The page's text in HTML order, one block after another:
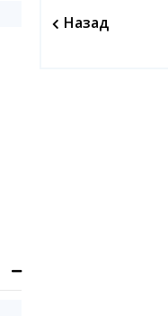
Назад